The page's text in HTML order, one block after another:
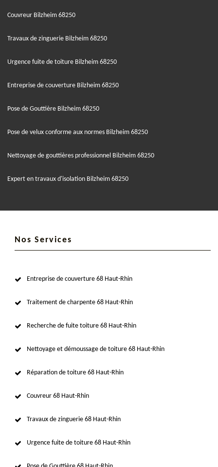
Couvreur Bilzheim 68250
Travaux de zinguerie Bilzheim 68250
Urgence fuite de toiture Bilzheim 68250
Entreprise de couverture Bilzheim 68250
Pose de Gouttière Bilzheim 68250
Pose de velux conforme aux normes Bilzheim 68250
Nettoyage de gouttières professionnel Bilzheim 68250
Expert en travaux d'isolation Bilzheim 68250
Nos Services
Entreprise de couverture 68 Haut-Rhin
Traitement de charpente 68 Haut-Rhin
Recherche de fuite toiture 68 Haut-Rhin
Nettoyage et démoussage de toiture 68 Haut-Rhin
Réparation de toiture 68 Haut-Rhin
Couvreur 68 Haut-Rhin
Travaux de zinguerie 68 Haut-Rhin
Urgence fuite de toiture 68 Haut-Rhin